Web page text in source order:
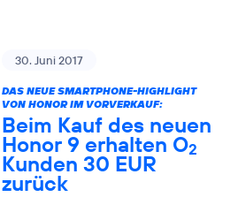
30. Juni 2017
DAS NEUE SMARTPHONE-HIGHLIGHT
VON HONOR IM VORVERKAUF:
Beim Kauf des neuen
Honor 9 erhalten O2
Kunden 30 EUR
zurück